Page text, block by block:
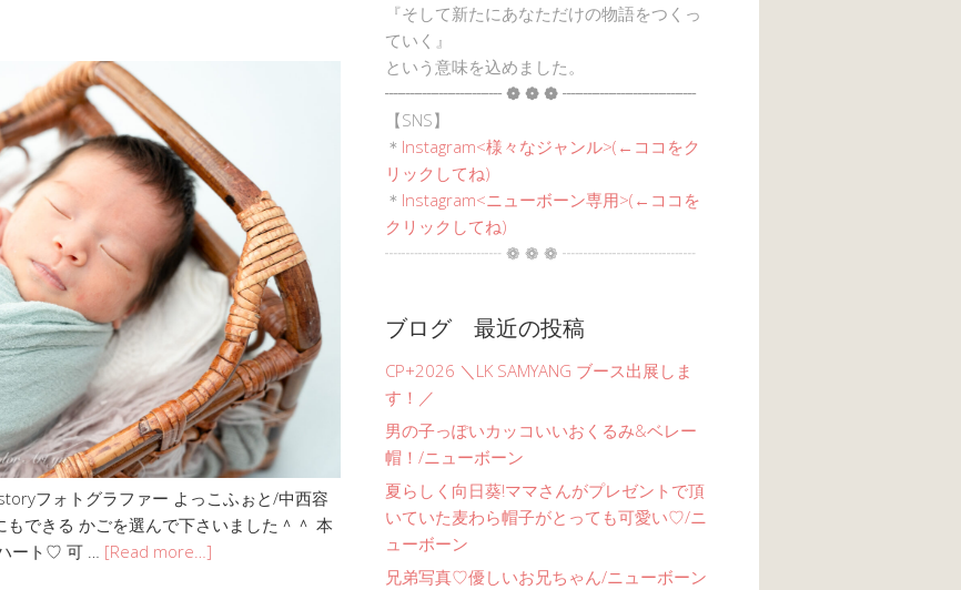
フォトグラファー よっこふぉと/中西容
できる かごを選んで下さいました＾＾ 本
ート♡ 可 … [Read more…]
『そして新たにあなただけの物語をつくっ
ていく』
という意味を込めました。
┈┈┈┈┈┈┈ ❁ ❁ ❁ ┈┈┈┈┈┈┈┈
【SNS】
＊ Instagram<様々なジャンル>(←ココをク
リックしてね)
＊ Instagram<ニューボーン専用>(←ココを
クリックしてね)
┈┈┈┈┈┈┈ ❁ ❁ ❁ ┈┈┈┈┈┈┈┈
ブログ 最近の投稿
CP+2026 ＼LK SAMYANG ブース出展しま
す！／
男の子っぽいカッコいいおくるみ&ベレー
帽！/ニューボーン
夏らしく向日葵!ママさんがプレゼントで頂
いていた麦わら帽子がとっても可愛い♡/ニ
ューボーン
兄弟写真♡優しいお兄ちゃん/ニューボーン